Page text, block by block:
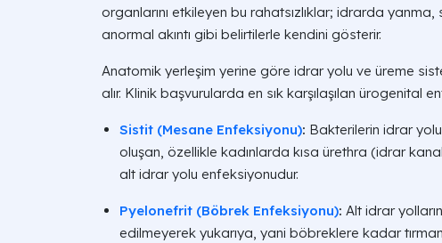
organlarını etkileyen bu rahatsızlıklar; idrarda yanma,
anormal akıntı gibi belirtilerle kendini gösterir.
Anatomik yerleşim yerine göre idrar yolu ve üreme
alır. Klinik başvurularda en sık karşılaşılan ürogenital
Sistit (Mesane Enfeksiyonu): Bakterilerin idrar
oluşan, özellikle kadınlarda kısa ürethra (idrar
alt idrar yolu enfeksiyonudur.
Pyelonefrit (Böbrek Enfeksiyonu): Alt idrar
edilmeyerek yukarıya, yani böbreklere kadar